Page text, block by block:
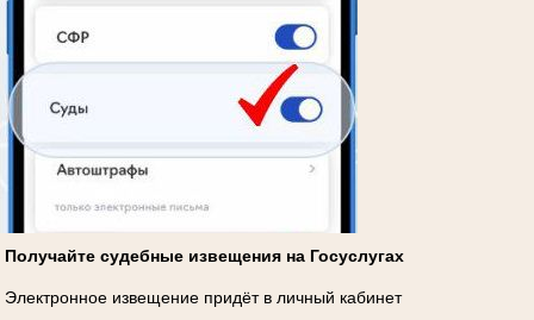
Получайте судебные извещения на Госуслугах
Электронное извещение придёт в личный кабинет